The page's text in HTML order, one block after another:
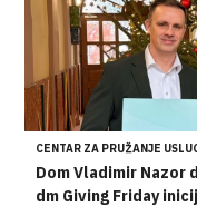
CENTAR ZA PRUŽANJE
Dom Vladimir Nazor
dm Giving Friday